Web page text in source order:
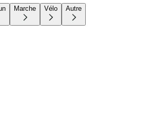
Marche Vélo Autre